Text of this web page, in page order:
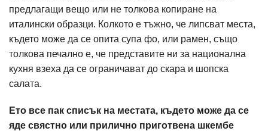
предлагащи вещо или не толкова копиране на
италински образци. Колкото е тъжно, че липсват места,
където може да се опита супа фо, или рамен, също
толкова печално е, че представите ни за национална
кухня взеха да се ограничават до скара и шопска
салата.
Ето все пак списък на местата, където може да се
яде свястно или прилично приготвена шкембе